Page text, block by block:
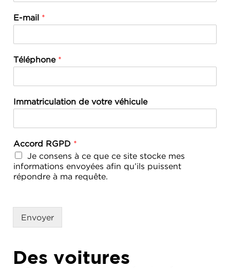
E-mail *
Téléphone *
Immatriculation de votre véhicule
Accord RGPD *
Je consens à ce que ce site stocke mes
informations envoyées afin qu’ils puissent
répondre à ma requête.
Envoyer
Des voitures